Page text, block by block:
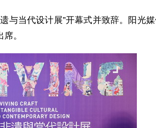
当代设计展”开幕式并致辞。阳光
。